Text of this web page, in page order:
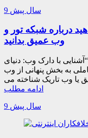
9 سال پیش
درباره شبکه تور و
وب عمیق بدانید
با دارک وب: دنیای
به بخش پنهانی از وب
یا وب تاریک شناخته می
ادامه مطلب
9 سال پیش